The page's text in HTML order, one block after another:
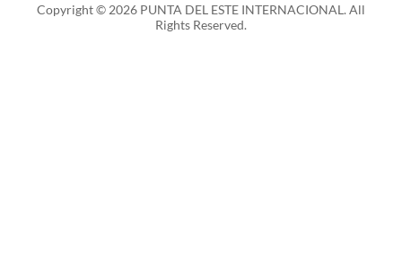
Copyright © 2026 PUNTA DEL ESTE INTERNACIONAL. All
Rights Reserved.